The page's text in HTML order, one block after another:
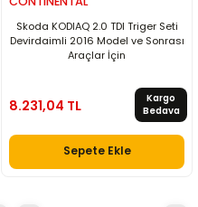
Skoda KODIAQ 2.0 TDI Triger Seti
Devirdaimli 2016 Model ve Sonrası
Araçlar İçin
8.231,04 TL
Kargo
Bedava
Sepete Ekle